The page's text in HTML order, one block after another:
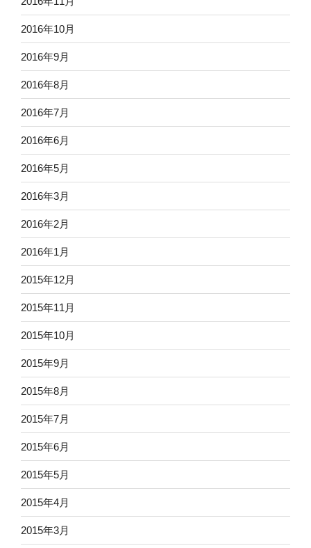
2016年10月
2016年9月
2016年8月
2016年7月
2016年6月
2016年5月
2016年3月
2016年2月
2016年1月
2015年12月
2015年11月
2015年10月
2015年9月
2015年8月
2015年7月
2015年6月
2015年5月
2015年4月
2015年3月